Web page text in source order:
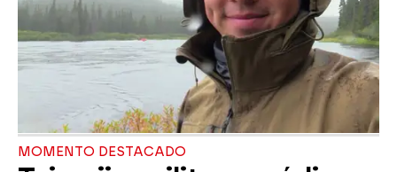
MOMENTO DESTACADO